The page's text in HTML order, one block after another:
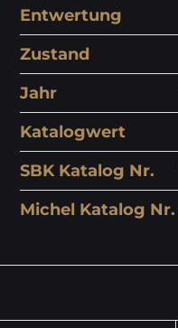
Entwertung
Zustand
Jahr
Katalogwert
SBK Katalog Nr.
Michel Katalog Nr.